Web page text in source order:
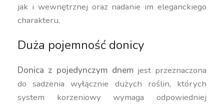
jak i wewnętrznej oraz nadanie im eleganckiego
charakteru.
Duża pojemność donicy
Donica z pojedynczym dnemjest przeznaczona
do sadzenia wyłącznie dużych roślin, których
system korzeniowy wymaga odpowiedniej